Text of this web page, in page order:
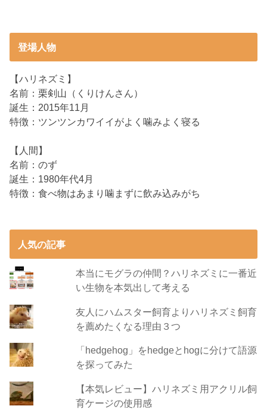
登場人物
【ハリネズミ】
名前：栗剣山（くりけんさん）
誕生：2015年11月
特徴：ツンツンカワイイがよく噛みよく寝る
【人間】
名前：のず
誕生：1980年代4月
特徴：食べ物はあまり噛まずに飲み込みがち
人気の記事
本当にモグラの仲間？ハリネズミに一番近
い生物を本気出して考える
友人にハムスター飼育よりハリネズミ飼育
を薦めたくなる理由３つ
「hedgehog」をhedgeとhogに分けて語源
を探ってみた
【本気レビュー】ハリネズミ用アクリル飼
育ケージの使用感